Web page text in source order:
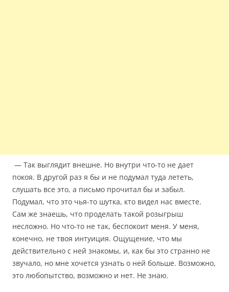
— Так выглядит внешне. Но внутри что-то не дает
покоя. В другой раз я бы и не подумал туда лететь,
слушать все это, а письмо прочитал бы и забыл.
Подумал, что это чья-то шутка, кто видел нас вместе.
Сам же знаешь, что проделать такой розыгрыш
несложно. Но что-то не так, беспокоит меня. У меня,
конечно, не твоя интуиция. Ощущение, что мы
действительно с ней знакомы, и, как бы это странно не
звучало, но мне хочется узнать о ней больше. Возможно,
это любопытство, возможно и нет. Не знаю.